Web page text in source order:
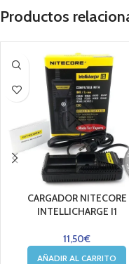
Productos
CARGADOR NITECORE
INTELLICHARGE I1
11,50€
AÑADIR AL CARRITO